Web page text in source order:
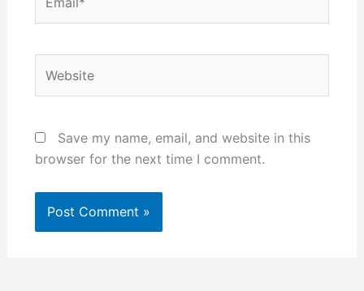
Save my name, email, and website in this
browser for the next time I comment.